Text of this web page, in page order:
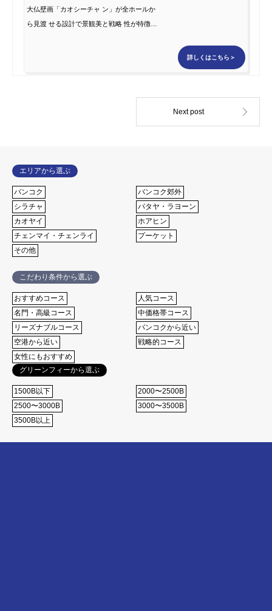
大仏壁画「カオシーチャ ン」が全ホールか
ら見渡 せる設計で景観美と戦略 性が特徴の
詳しくはこちら＞
エリアから選ぶ
バンコク
バンコク郊外
シラチャ
パタヤ・ラヨーン
カオヤイ
ホアヒン
チェンマイ・チェンライ
プーケット
その他
こだわり条件から選ぶ
おすすめコース
⼈気コース
名⾨・⾼級コース
中価格帯コース
リーズナブルコース
バンコクから近い
空港から近い
戦略的コース
女性にもおすすめ
グリーンフィーから選ぶ
1500B以下
2000〜2500B
2500〜3000B
3000〜3500B
3500B以上